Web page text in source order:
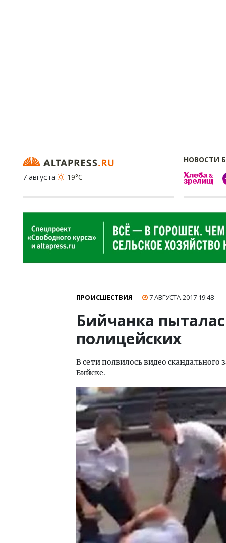
НОВОСТИ
7 августа
19°C
ПРОИСШЕСТВИЯ 7 АВГУСТА 2017 19:48
Бийчанка
полицейских
В сети появилось видео
Бийске.
Смелость архитектурных идей.